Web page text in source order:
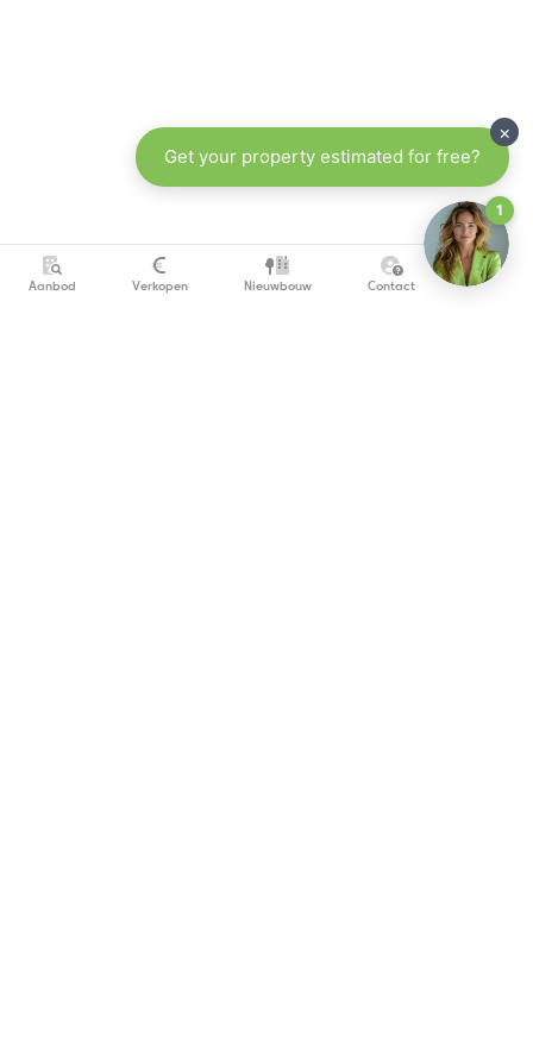
Aanbod Verkopen Nieuwbouw Contact